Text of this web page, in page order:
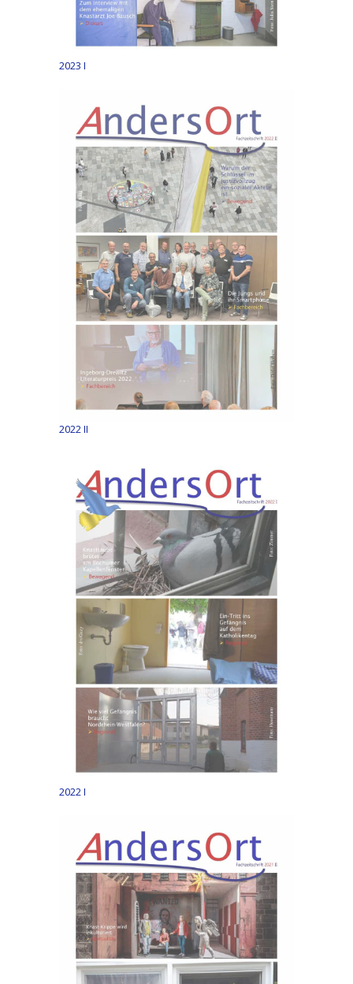
2023 I
2022 II
2022 I